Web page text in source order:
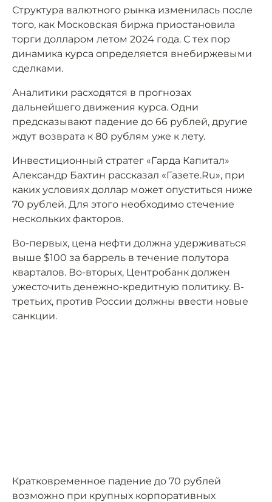
Структура валютного рынка изменилась после
того, как Московская биржа приостановила
торги долларом летом 2024 года. С тех пор
динамика курса определяется внебиржевыми
сделками.
Аналитики расходятся в прогнозах
дальнейшего движения курса. Одни
предсказывают падение до 66 рублей, другие
ждут возврата к 80 рублям уже к лету.
Инвестиционный стратег «Гарда Капитал»
Александр Бахтин рассказал «Газете.Ru», при
каких условиях доллар может опуститься ниже
70 рублей. Для этого необходимо стечение
нескольких факторов.
Во-первых, цена нефти должна удерживаться
выше $100 за баррель в течение полутора
кварталов. Во-вторых, Центробанк должен
ужесточить денежно-кредитную политику. В-
третьих, против России должны ввести новые
санкции.
Кратковременное падение до 70 рублей
возможно при крупных корпоративных